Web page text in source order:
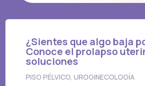
¿Sientes que algo baja
Conoce el prolapso
soluciones
PISO PÉLVICO ,UROGINECOLOGÍA